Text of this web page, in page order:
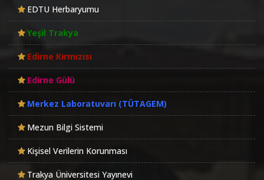
EDTU Herbaryumu
Yeşil Trakya
Edirne Kırmızısı
Edirne Gülü
Merkez Laboratuvarı (TÜTAGEM)
Mezun Bilgi Sistemi
Kişisel Verilerin Korunması
Trakya Üniversitesi Yayınevi